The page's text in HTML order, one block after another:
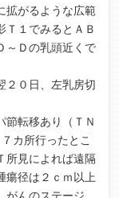
拡がるような広範
Ｔ１でみるとＡＢ
～Ｄの乳頭近くで
２０日、左乳房切
節転移あり（ＴＮ
カ所行ったとこ
所見によれば遠隔
瘍径は２ｃｍ以上